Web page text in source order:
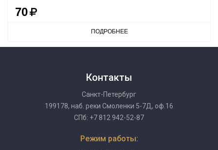
70
ПОДРОБНЕЕ
Контакты
Санкт-Петербург
199178, наб. реки Смоленки 5-7Д, оф.16
СПб: +7 812 942-52-87
Режим работы: